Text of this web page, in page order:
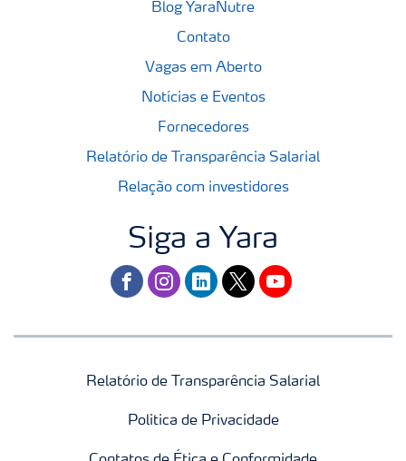
Blog YaraNutre
Contato
Vagas em Aberto
Notícias e Eventos
Fornecedores
Relatório de Transparência Salarial
Relação com investidores
Siga a Yara
facebookinstagram
linkedintwitteryoutube
Relatório de Transparência Salarial
Politica de Privacidade